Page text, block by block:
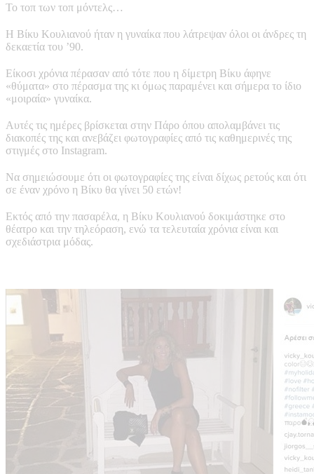
To τοπ των τοπ μόντελς…
Η Βίκυ Κουλιανού ήταν η γυναίκα που λάτρεψαν όλοι οι άνδρες τη
δεκαετία του ’90.
Είκοσι χρόνια πέρασαν από τότε που η δίμετρη Βίκυ άφηνε
«θύματα» στο πέρασμα της κι όμως παραμένει και σήμερα το ίδιο
«μοιραία» γυναίκα.
Αυτές τις ημέρες βρίσκεται στην Πάρο όπου απολαμβάνει τις
διακοπές της και ανεβάζει φωτογραφίες από τις καθημερινές της
στιγμές στο Instagram.
Να σημειώσουμε ότι οι φωτογραφίες της είναι δίχως ρετούς και ότι
σε έναν χρόνο η Βίκυ θα γίνει 50 ετών!
Εκτός από την πασαρέλα, η Βίκυ Κουλιανού δοκιμάστηκε στο
θέατρο και την τηλεόραση, ενώ τα τελευταία χρόνια είναι και
σχεδιάστρια μόδας.